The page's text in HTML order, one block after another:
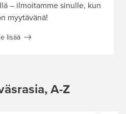
A-Z
– ilmoitamme sinulle, kun
myytävänä!
lisää